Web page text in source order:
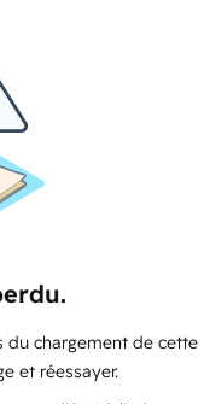
du chargement de cette
et réessayer.